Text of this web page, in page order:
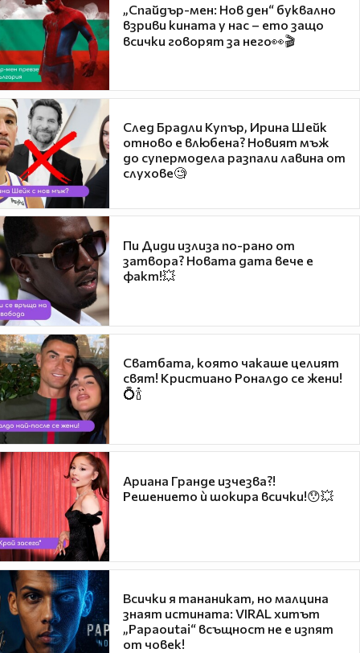
„Спайдър-мен: Нов ден“ буквално
взриви кината у нас – ето защо
всички говорят за него👀🎬
След Брадли Купър, Ирина Шейк
отново е влюбена? Новият мъж
до супермодела разпали лавина от
слухове🧐
Пи Диди излиза по-рано от
затвора? Новата дата вече е
факт!💥
Сватбата, която чакаше целият
свят! Кристиано Роналдо се жени!
💍🍾
Ариана Гранде изчезва?!
Решението ѝ шокира всички!😯💥
Всички я тананикат, но малцина
знаят истината: VIRAL хитът
„Papaoutai“ всъщност не е изпят
от човек!